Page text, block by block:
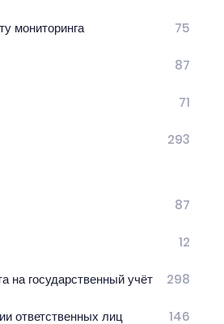
мониторинга 75
87
71
293
87
12
на государственный учёт 298
ответственных лиц 146